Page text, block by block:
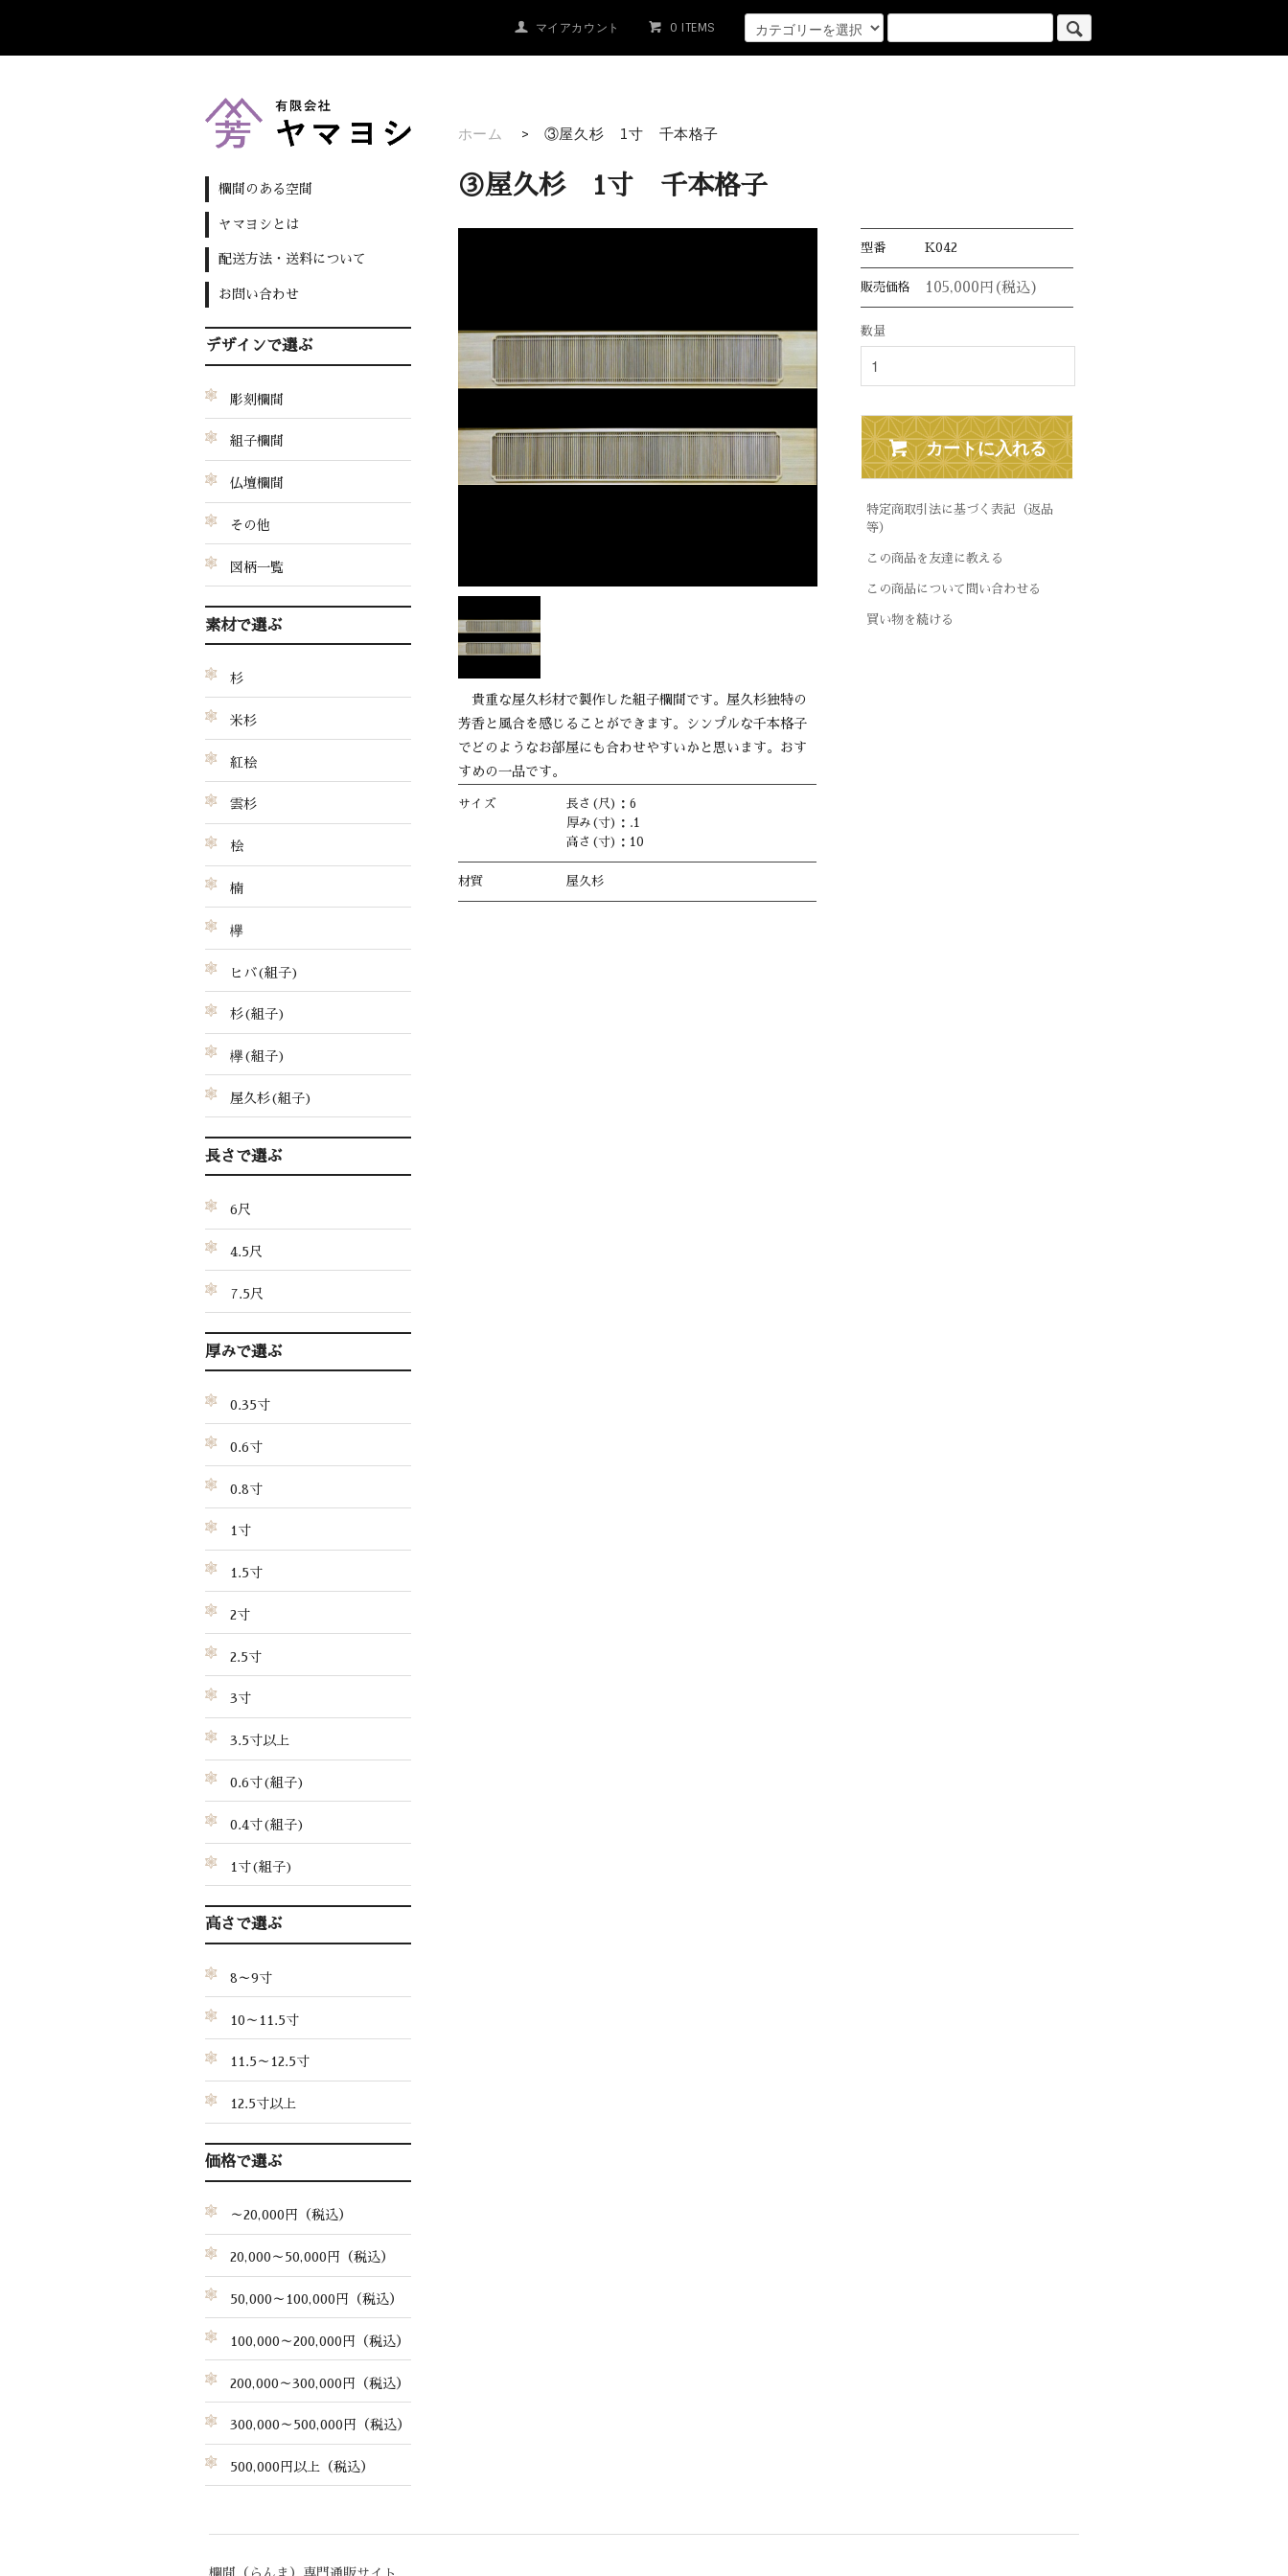
マイアカウント 0 ITEMS
ホーム > ③屋久杉 1寸 千本格子
③屋久杉 1寸 千本格子
貴重な屋久杉材で製作した組子欄間です。屋久杉独特の
芳香と風合を感じることができます。シンプルな千本格子
でどのようなお部屋にも合わせやすいかと思います。おす
すめの一品です。
サイズ
長さ(尺)：6
厚み(寸)：.1
高さ(寸)：10
材質 屋久杉
型番 K042
販売価格 105,000円(税込)
数量
カートに入れる
特定商取引法に基づく表記（返品
等）
この商品を友達に教える
この商品について問い合わせる
買い物を続ける
欄間のある空間
ヤマヨシとは
配送方法・送料について
お問い合わせ
デザインで選ぶ
彫刻欄間
組子欄間
仏壇欄間
その他
図柄一覧
素材で選ぶ
杉
米杉
紅桧
雲杉
桧
楠
欅
ヒバ(組子)
杉(組子)
欅(組子)
屋久杉(組子)
長さで選ぶ
6尺
4.5尺
7.5尺
厚みで選ぶ
0.35寸
0.6寸
0.8寸
1寸
1.5寸
2寸
2.5寸
3寸
3.5寸以上
0.6寸(組子)
0.4寸(組子)
1寸(組子)
高さで選ぶ
8～9寸
10～11.5寸
11.5～12.5寸
12.5寸以上
価格で選ぶ
～20,000円（税込）
20,000～50,000円（税込）
50,000～100,000円（税込）
100,000～200,000円（税込）
200,000～300,000円（税込）
300,000～500,000円（税込）
500,000円以上（税込）